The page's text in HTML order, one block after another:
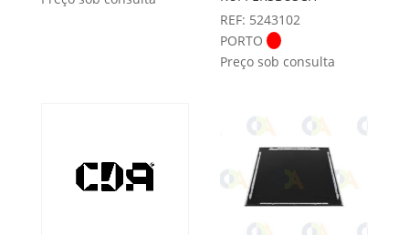
REF: 5243102
PORTO
Preço sob consulta